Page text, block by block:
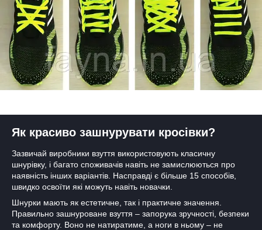
Як красиво зашнурувати кросівки?
Зазвичай виробники взуття використовують класичну
шнурівку, і багато споживачів навіть не замислюються про
наявність інших варіантів. Насправді є більше 15 способів,
швидко освоїти які можуть навіть новачки.
Шнурки мають як естетичне, так і практичне значення.
Правильно зашнуроване взуття – запорука зручності, безпеки
та комфорту. Воно не натиратиме, а ноги в ньому – не